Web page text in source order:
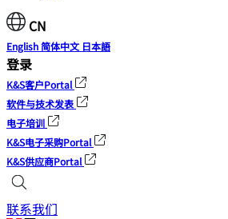
CN
English简体中文 日本語
登录
K&S客户Portal
软件与技术发表
电子培训
K&S电子采购Portal
K&S供应商Portal
联系我们